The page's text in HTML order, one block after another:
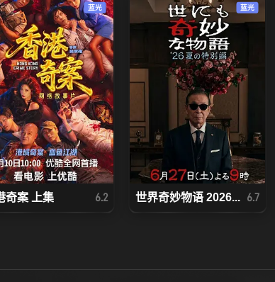
蓝光
奇案 上集 6.2
蓝光
世界奇妙物语 2026... 6.7